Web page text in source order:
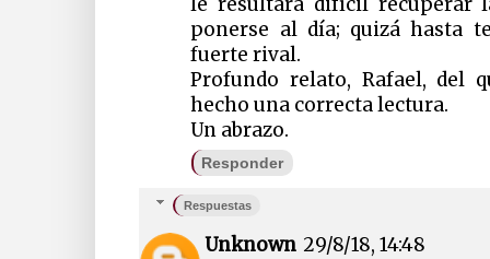
ponerse al día; quizá hasta
fuerte rival.
Profundo relato, Rafael, del
hecho una correcta lectura.
Un abrazo.
Responder
Respuestas
Unknown 29/8/18, 14:48